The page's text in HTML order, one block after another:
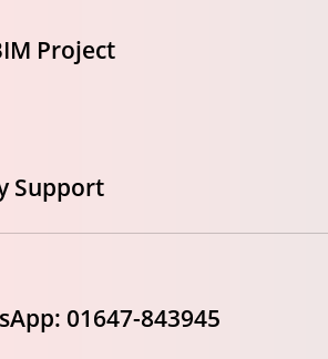
Project
Support
01647-843945